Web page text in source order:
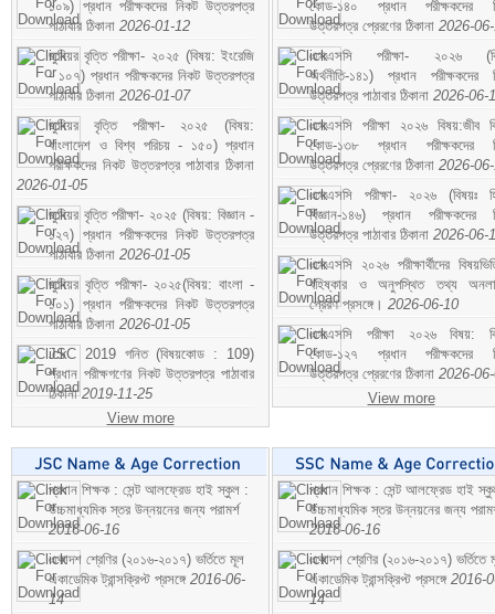
১০৯) প্রধান পরীক্ষকদের নিকট উত্তরপত্র
পাঠাবার ঠিকানা 2026-01-12
জুনিয়র বৃত্তি পরীক্ষা- ২০২৫ (বিষয়: ইংরেজি
- ১০৭) প্রধান পরীক্ষকদের নিকট উত্তরপত্র
পাঠাবার ঠিকানা 2026-01-07
জুনিয়র বৃত্তি পরীক্ষা- ২০২৫ (বিষয়:
বাংলাদেশ ও বিশ্ব পরিচয় - ১৫০) প্রধান
পরীক্ষকদের নিকট উত্তরপত্র পাঠাবার ঠিকানা
2026-01-05
জুনিয়র বৃত্তি পরীক্ষা- ২০২৫ (বিষয়: বিজ্ঞান -
১২৭) প্রধান পরীক্ষকদের নিকট উত্তরপত্র
পাঠাবার ঠিকানা 2026-01-05
জুনিয়র বৃত্তি পরীক্ষা- ২০২৫(বিষয়: বাংলা -
১০১) প্রধান পরীক্ষকদের নিকট উত্তরপত্র
পাঠাবার ঠিকানা 2026-01-05
JSC 2019 গনিত (বিষয়কোড : 109)
প্রধান পরীক্ষগণের নিকট উত্তরপত্র পাঠাবার
ঠিকানা2019-11-25
View more
কোড-১৪০ প্রধান পরীক্ষকদের
উত্তরপত্র প্রেরণের ঠিকানা 2026-
এসএসসি পরীক্ষা- ২০২৬
অর্থনীতি-১৪১) প্রধান পরীক্ষকদের
উত্তরপত্র পাঠাবার ঠিকানা 2026-06-
এসএসসি পরীক্ষা ২০২৬ বিষয়:জীব
কোড-১৩৮ প্রধান পরীক্ষকদের
উত্তরপত্র প্রেরণের ঠিকানা 2026-
এসএসসি পরীক্ষা- ২০২৬ (বিষয়ঃ
বিজ্ঞান-১৪৬) প্রধান পরীক্ষকদের
উত্তরপত্র পাঠাবার ঠিকানা 2026-06-
এসএসসি ২০২৬ পরীক্ষার্থীদের
বহিষ্কার ও অনুপস্থিত তথ্য
প্রেরণ প্রসঙ্গে। 2026-06-10
এসএসসি পরীক্ষা ২০২৬ বিষয়:
কোড-১২৭ প্রধান পরীক্ষকদের
উত্তরপত্র প্রেরণের ঠিকানা 2026-
View more
প্রধান শিক্ষক : সেন্ট আলফ্রেড হাই স্কুল :
উচ্চমাধ্যমিক স্তর উন্নয়নের জন্য পরামর্শ
2016-06-16
একাদশ শ্রেণির (২০১৬-২০১৭) ভর্তিতে মূল
একাডেমিক ট্রান্সক্রিপ্ট প্রসঙ্গে 2016-06-
14
প্রধান শিক্ষক : সেন্ট আলফ্রেড হাই
উচ্চমাধ্যমিক স্তর উন্নয়নের জন্য
2016-06-16
একাদশ শ্রেণির (২০১৬-২০১৭) ভর্তিতে
একাডেমিক ট্রান্সক্রিপ্ট প্রসঙ্গে 2016-
14